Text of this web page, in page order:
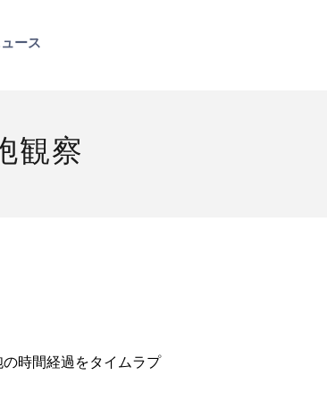
ース
観察
時間経過をタイムラプ